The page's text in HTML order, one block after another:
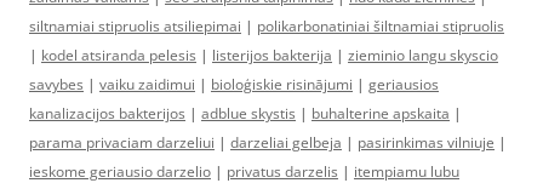
siltnamiai stipruolis atsiliepimai | polikarbonatiniai šiltnamiai stipruolis
| kodel atsiranda pelesis | listerijos bakterija | zieminio langu skyscio
savybes | vaiku zaidimui | bioloģiskie risinājumi | geriausios
kanalizacijos bakterijos | adblue skystis | buhalterine apskaita |
parama privaciam darzeliui | darzeliai gelbeja | pasirinkimas vilniuje |
ieskome geriausio darzelio | privatus darzelis | itempiamu lubu